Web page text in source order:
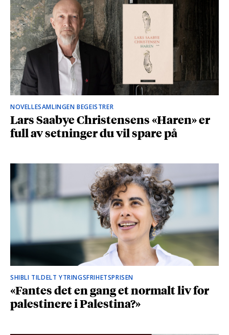
NOVELLESAMLINGEN BEGEISTRER
Lars Saabye Christensens «Haren» er
full av setninger du vil spare på
SHIBLI TILDELT YTRINGSFRIHETSPRISEN
«Fantes det en gang et normalt liv for
palestinere i Palestina?»